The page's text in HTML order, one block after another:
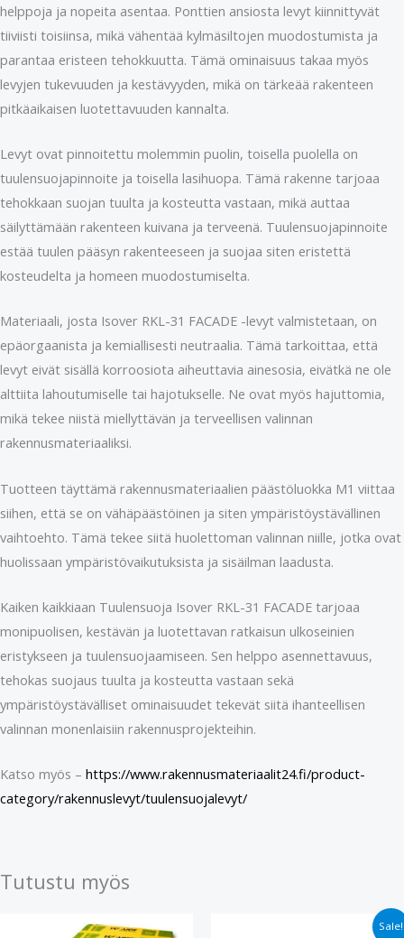
helppoja ja nopeita asentaa. Ponttien ansiosta levyt kiinnittyvät
tiiviisti toisiinsa, mikä vähentää kylmäsiltojen muodostumista ja
parantaa eristeen tehokkuutta. Tämä ominaisuus takaa myös
levyjen tukevuuden ja kestävyyden, mikä on tärkeää rakenteen
pitkäaikaisen luotettavuuden kannalta.
Levyt ovat pinnoitettu molemmin puolin, toisella puolella on
tuulensuojapinnoite ja toisella lasihuopa. Tämä rakenne tarjoaa
tehokkaan suojan tuulta ja kosteutta vastaan, mikä auttaa
säilyttämään rakenteen kuivana ja terveenä. Tuulensuojapinnoite
estää tuulen pääsyn rakenteeseen ja suojaa siten eristettä
kosteudelta ja homeen muodostumiselta.
Materiaali, josta Isover RKL-31 FACADE -levyt valmistetaan, on
epäorgaanista ja kemiallisesti neutraalia. Tämä tarkoittaa, että
levyt eivät sisällä korroosiota aiheuttavia ainesosia, eivätkä ne ole
alttiita lahoutumiselle tai hajotukselle. Ne ovat myös hajuttomia,
mikä tekee niistä miellyttävän ja terveellisen valinnan
rakennusmateriaaliksi.
Tuotteen täyttämä rakennusmateriaalien päästöluokka M1 viittaa
siihen, että se on vähäpäästöinen ja siten ympäristöystävällinen
vaihtoehto. Tämä tekee siitä huolettoman valinnan niille, jotka ovat
huolissaan ympäristövaikutuksista ja sisäilman laadusta.
Kaiken kaikkiaan Tuulensuoja Isover RKL-31 FACADE tarjoaa
monipuolisen, kestävän ja luotettavan ratkaisun ulkoseinien
eristykseen ja tuulensuojaamiseen. Sen helppo asennettavuus,
tehokas suojaus tuulta ja kosteutta vastaan sekä
ympäristöystävälliset ominaisuudet tekevät siitä ihanteellisen
valinnan monenlaisiin rakennusprojekteihin.
Katso myös – https://www.rakennusmateriaalit24.fi/product-
category/rakennuslevyt/tuulensuojalevyt/
Tutustu myös
Sale!